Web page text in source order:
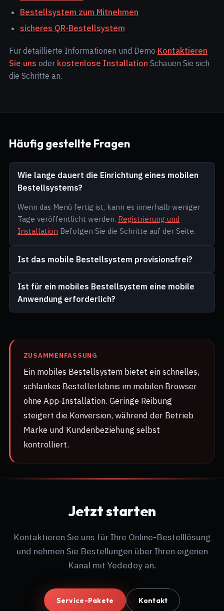
Bestellsystem zum Mitnehmen
sicheres QR-Bestellsystem
Für detaillierte Informationen und Demo Kontaktieren
Sie uns oder kostenlose Installation Schauen Sie sich
die Schritte an.
Häufig gestellte Fragen
Wie lange dauert die Einrichtung eines mobilen
Bestellsystems?
Wenn das Menü fertig ist, kann es innerhalb weniger
Tage veröffentlicht werden. Registrierung und
Installation Befolgen Sie die Schritte auf der Seite.
Ist das mobile Bestellsystem provisionsfrei?
Ist für ein mobiles Bestellsystem eine mobile
Anwendung erforderlich?
ZUSAMMENFASSUNG
Ein mobiles Bestellsystem bietet ein schnelles,
schlankes Bestellerlebnis im mobilen Browser
ohne App-Installation. Geringe Reibung
steigert die Konversion, während der Betrieb
Marke und Kundenbeziehung selbst
kontrolliert.
Jetzt starten
Kontaktieren Sie uns für Ihre Online-Bestelllösung
und nehmen Sie Bestellungen über Ihren eigenen
Kanal mit Yededoy an.
Service-Pakete Kontakt